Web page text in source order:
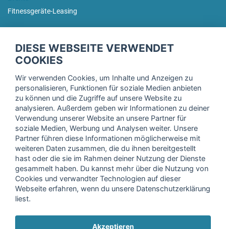
Fitnessgeräte-Leasing
Trage dich hier für unseren Newsletter ein und erhalte regelmäßig
Ich stimme der Verarbeitung meiner Daten, wie in der
Einwilligungserklärungder fitnessmarkt.de services GmbH
beschrieben, zu und bestätige, dass ich das 16. Lebensjahr
vollendet habe. Ich kann diese Einwilligung jederzeit mit
Wirkung für die Zukunft widerrufen. Weitere Informationen
finden Sie in unsererDatenschutzerklärung.
DIESE WEBSEITE VERWENDET
COOKIES
Wir verwenden Cookies, um Inhalte und Anzeigen zu
personalisieren, Funktionen für soziale Medien anbieten
zu können und die Zugriffe auf unsere Website zu
analysieren. Außerdem geben wir Informationen zu deiner
Verwendung unserer Website an unsere Partner für
soziale Medien, Werbung und Analysen weiter. Unsere
Partner führen diese Informationen möglicherweise mit
weiteren Daten zusammen, die du ihnen bereitgestellt
hast oder die sie im Rahmen deiner Nutzung der Dienste
gesammelt haben. Du kannst mehr über die Nutzung von
Cookies und verwandter Technologien auf dieser
Webseite erfahren, wenn du unsere Datenschutzerklärung
liest.
Akzeptieren